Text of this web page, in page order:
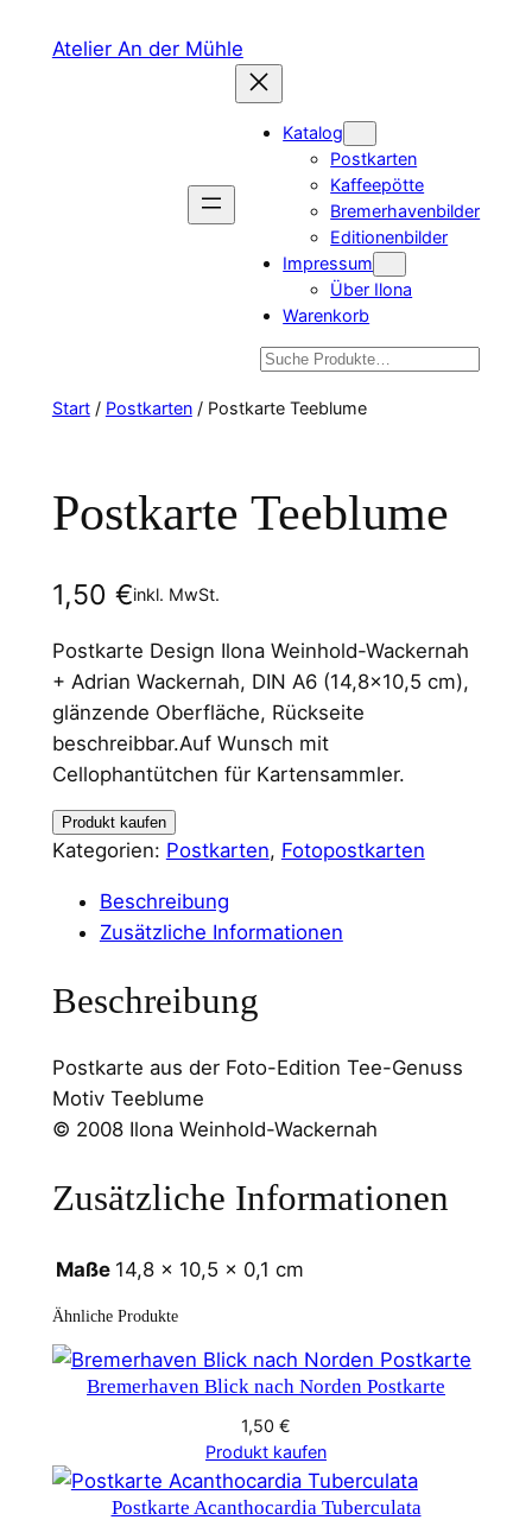
InhaltAtelier An der Mühle
Katalog
Postkarten
Kaffeepötte
Bremerhavenbilder
Editionenbilder
Impressum
Über Ilona
Warenkorb
Suchen
Start/ Postkarten/ Postkarte Teeblume
Postkarte Teeblume
1,50 €inkl. MwSt.
Postkarte Design Ilona Weinhold-Wackernah
+ Adrian Wackernah, DIN A6 (14,8×10,5 cm),
glänzende Oberfläche, Rückseite
beschreibbar.Auf Wunsch mit
Cellophantütchen für Kartensammler.
Produkt kaufen
Kategorien: Postkarten, Fotopostkarten
Beschreibung
Zusätzliche Informationen
Beschreibung
Postkarte aus der Foto-Edition Tee-Genuss
Motiv Teeblume
© 2008 Ilona Weinhold-Wackernah
Zusätzliche Informationen
Maße 14,8 × 10,5 × 0,1 cm
Ähnliche Produkte
Bremerhaven Blick nach Norden Postkarte
1,50 €
Produkt kaufen
Postkarte Acanthocardia Tuberculata